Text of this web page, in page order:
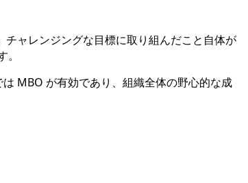
ャレンジングな目標に取り組んだこと自体が
MBO が有効であり、組織全体の野心的な成